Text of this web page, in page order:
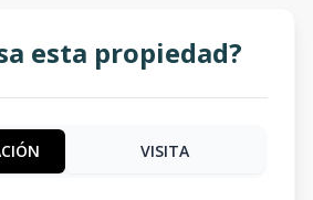
esta propiedad?
VISITA